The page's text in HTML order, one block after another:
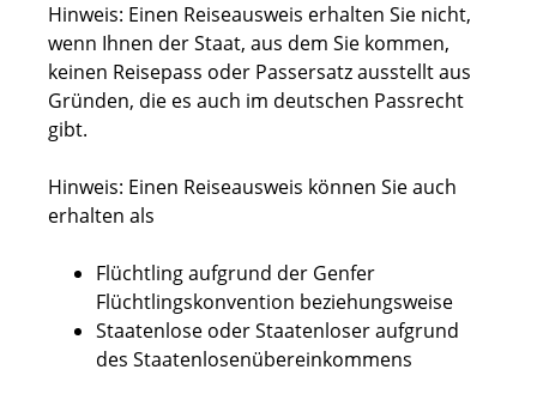
Hinweis: Einen Reiseausweis erhalten Sie nicht,
wenn Ihnen der Staat, aus dem Sie kommen,
keinen Reisepass oder Passersatz ausstellt aus
Gründen, die es auch im deutschen Passrecht
gibt.
Hinweis: Einen Reiseausweis können Sie auch
erhalten als
Flüchtlingaufgrund der Genfer
Flüchtlingskonvention beziehungsweise
Staatenlose oder Staatenloseraufgrund
des Staatenlosenübereinkommens